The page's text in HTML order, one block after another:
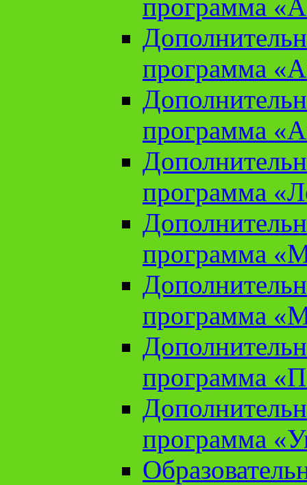
программа
программа
программа
программа
программа
программа
программа
программа